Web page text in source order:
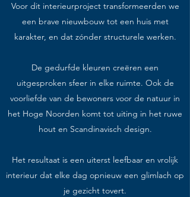
Voor dit interieurproject transformeerden we
een brave nieuwbouw tot een huis met
karakter, en dat zónder structurele werken.
De gedurfde kleuren creëren een
uitgesproken sfeer in elke ruimte. Ook de
voorliefde van de bewoners voor de natuur in
het Hoge Noorden komt tot uiting in het ruwe
hout en Scandinavisch design.
Het resultaat is een uiterst leefbaar en vrolijk
interieur dat elke dag opnieuw een glimlach op
je gezicht tovert.